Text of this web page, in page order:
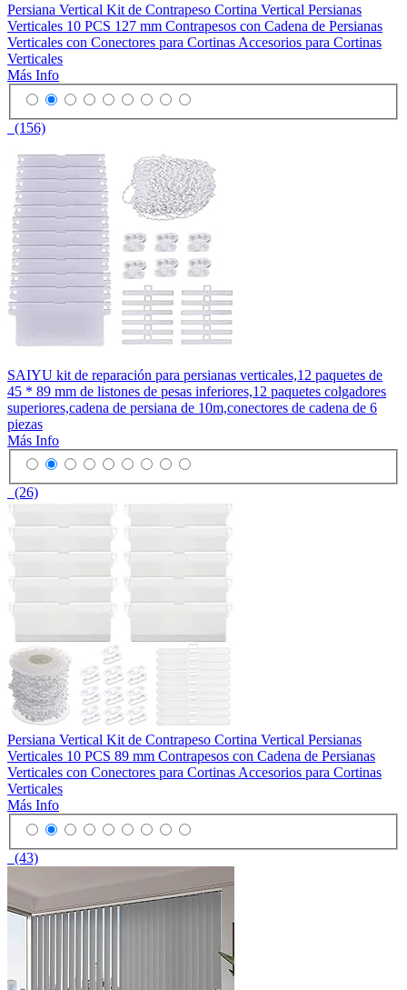
Persiana Vertical Kit de Contrapeso Cortina Vertical Persianas
Verticales 10 PCS 127 mm Contrapesos con Cadena de Persianas
Verticales con Conectores para Cortinas Accesorios para Cortinas
Verticales
Más Info
(156)
SAIYU kit de reparación para persianas verticales,12 paquetes de
45 * 89 mm de listones de pesas inferiores,12 paquetes colgadores
superiores,cadena de persiana de 10m,conectores de cadena de 6
piezas
Más Info
(26)
Persiana Vertical Kit de Contrapeso Cortina Vertical Persianas
Verticales 10 PCS 89 mm Contrapesos con Cadena de Persianas
Verticales con Conectores para Cortinas Accesorios para Cortinas
Verticales
Más Info
(43)